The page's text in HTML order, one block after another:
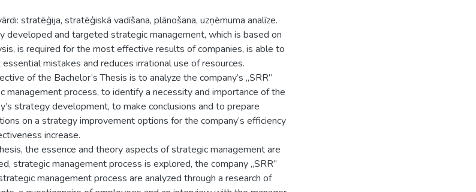
stratēģija, stratēģiskā vadīšana, plānošana, uzņēmuma analīze.
developed and targeted strategic management, which is based on
is required for the most effective results of companies, is able to
mistakes and reduces irrational use of resources.
of the Bachelor’s Thesis is to analyze the company’s „SRR”
management process, to identify a necessity and importance of the
strategy development, to make conclusions and to prepare
on a strategy improvement options for the company’s efficiency
increase.
the essence and theory aspects of strategic management are
strategic management process is explored, the company „SRR”
management process are analyzed through a research of